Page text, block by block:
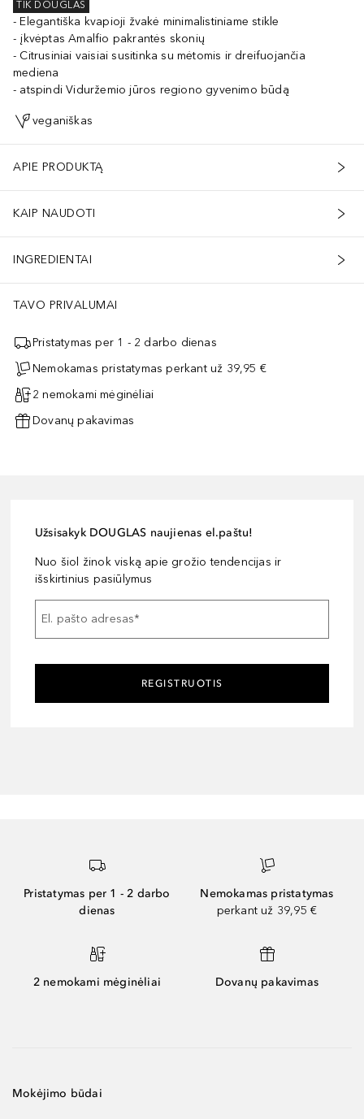
TIK DOUGLAS
Elegantiška kvapioji žvakė minimalistiniame stikle
įkvėptas Amalfio pakrantės skonių
Citrusiniai vaisiai susitinka su mėtomis ir dreifuojančia
mediena
atspindi Viduržemio jūros regiono gyvenimo būdą
veganiškas
APIE PRODUKTĄ
KAIP NAUDOTI
INGREDIENTAI
TAVO PRIVALUMAI
Pristatymas per 1 - 2 darbo dienas
Nemokamas pristatymas perkant už 39,95 €
2 nemokami mėginėliai
Dovanų pakavimas
Užsisakyk DOUGLAS naujienas el.paštu!
Nuo šiol žinok viską apie grožio tendencijas ir
išskirtinius pasiūlymus
El. pašto adresas*
REGISTRUOTIS
Pristatymas per 1 - 2 darbo
dienas
Nemokamas pristatymas
perkant už 39,95 €
2 nemokami mėginėliai Dovanų pakavimas
Mokėjimo būdai